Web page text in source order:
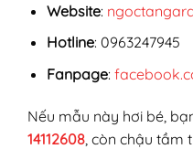
Website:
Hotline: 0963247945
Fanpage:
Nếu mẫu này hơi bé,
14112608 , còn chậu tầm